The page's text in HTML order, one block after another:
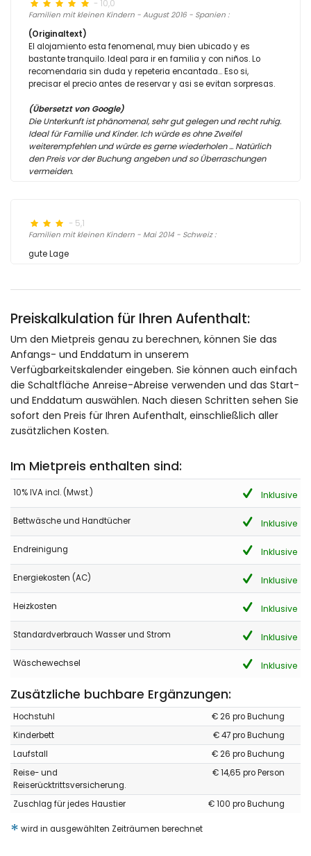
- 10,0
Familien mit kleinen Kindern - August 2016 - Spanien :
(Originaltext)
El alojamiento esta fenomenal, muy bien ubicado y es
bastante tranquilo. Ideal para ir en familia y con niños. Lo
recomendaria sin duda y repeteria encantada... Eso si,
precisar el precio antes de reservar y asi se evitan sorpresas.
(Übersetzt von Google)
Die Unterkunft ist phänomenal, sehr gut gelegen und recht ruhig.
Ideal für Familie und Kinder. Ich würde es ohne Zweifel
weiterempfehlen und würde es gerne wiederholen ... Natürlich
den Preis vor der Buchung angeben und so Überraschungen
vermeiden.
- 5,1
Familien mit kleinen Kindern - Mai 2014 - Schweiz :
gute Lage
Preiskalkulation für Ihren Aufenthalt:
Um den Mietpreis genau zu berechnen, können Sie das
Anfangs- und Enddatum in unserem
Verfügbarkeitskalender eingeben. Sie können auch einfach
die Schaltfläche Anreise-Abreise verwenden und das Start-
und Enddatum auswählen. Nach diesen Schritten sehen Sie
sofort den Preis für Ihren Aufenthalt, einschließlich aller
zusätzlichen Kosten.
Im Mietpreis enthalten sind:
10% IVA incl. (Mwst.) Inklusive
Bettwäsche und Handtücher Inklusive
Endreinigung Inklusive
Energiekosten (AC) Inklusive
Heizkosten Inklusive
Standardverbrauch Wasser und Strom Inklusive
Wäschewechsel Inklusive
Zusätzliche buchbare Ergänzungen:
Hochstuhl
€ 26 pro Buchung
Kinderbett
€ 47 pro Buchung
Laufstall
€ 26 pro Buchung
Reise- und
Reiserücktrittsversicherung.
€ 14,65 pro Person
Zuschlag für jedes Haustier € 100 pro Buchung
* wird in ausgewählten Zeiträumen berechnet